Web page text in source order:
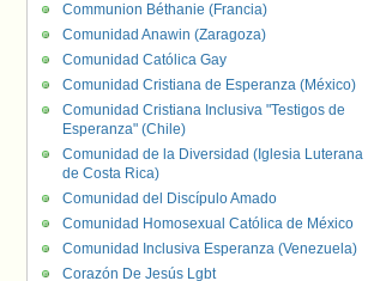
Communion Béthanie (Francia)
Comunidad Anawin (Zaragoza)
Comunidad Católica Gay
Comunidad Cristiana de Esperanza (México)
Comunidad Cristiana Inclusiva "Testigos de
Esperanza" (Chile)
Comunidad de la Diversidad (Iglesia Luterana
de Costa Rica)
Comunidad del Discípulo Amado
Comunidad Homosexual Católica de México
Comunidad Inclusiva Esperanza (Venezuela)
Corazón De Jesús Lgbt